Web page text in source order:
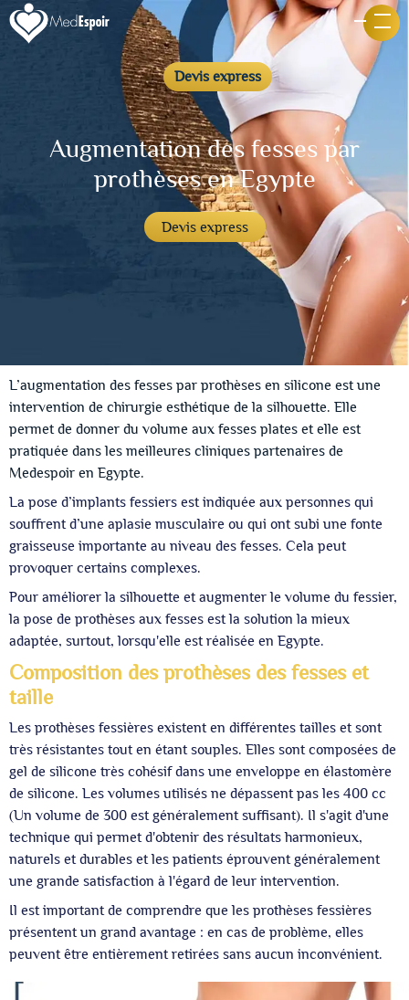
Devis express
Augmentation des fesses par
prothèses en Egypte
Devis express
L’augmentation des fesses par prothèses en silicone est une
intervention de chirurgie esthétique de la silhouette. Elle
permet de donner du volume aux fesses plates et elle est
pratiquée dans les meilleures cliniques partenaires de
Medespoir en Egypte.
La pose d’implants fessiers est indiquée aux personnes qui
souffrent d’une aplasie musculaire ou qui ont subi une fonte
graisseuse importante au niveau des fesses. Cela peut
provoquer certains complexes.
Pour améliorer la silhouette et augmenter le volume du fessier,
la pose de prothèses aux fesses est la solution la mieux
adaptée, surtout, lorsqu'elle est réalisée en Egypte.
Composition des prothèses des fesses et
taille
Les prothèses fessières existent en différentes tailles et sont
très résistantes tout en étant souples. Elles sont composées de
gel de silicone très cohésif dans une enveloppe en élastomère
de silicone. Les volumes utilisés ne dépassent pas les 400 cc
(Un volume de 300 est généralement suffisant). Il s'agit d'une
technique qui permet d'obtenir des résultats harmonieux,
naturels et durables et les patients éprouvent généralement
une grande satisfaction à l'égard de leur intervention.
Il est important de comprendre que les prothèses fessières
présentent un grand avantage : en cas de problème, elles
peuvent être entièrement retirées sans aucun inconvénient.